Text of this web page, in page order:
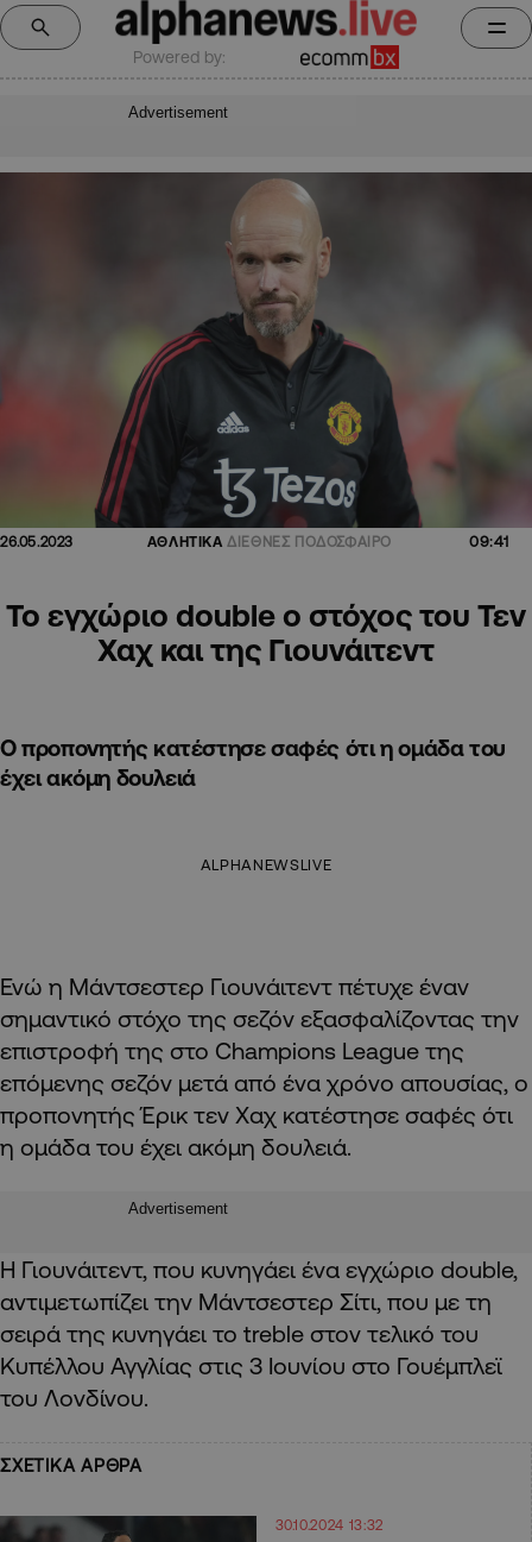
Powered by:
Advertisement
26.05.2023 ΑΘΛΗΤΙΚΑ ΔΙΕΘΝΕΣ ΠΟΔΟΣΦΑΙΡΟ 09:41
To εγχώριο double ο στόχος του Τεν
Χαχ και της Γιουνάιτεντ
Ο προπονητής κατέστησε σαφές ότι η ομάδα του
έχει ακόμη δουλειά
ALPHANEWSLIVE
Ενώ η Μάντσεστερ Γιουνάιτεντ πέτυχε έναν
σημαντικό στόχο της σεζόν εξασφαλίζοντας την
επιστροφή της στο Champions League της
επόμενης σεζόν μετά από ένα χρόνο απουσίας, ο
προπονητής Έρικ τεν Χαχ κατέστησε σαφές ότι
η ομάδα του έχει ακόμη δουλειά.
Advertisement
Η Γιουνάιτεντ, που κυνηγάει ένα εγχώριο double,
αντιμετωπίζει την Μάντσεστερ Σίτι, που με τη
σειρά της κυνηγάει το treble στον τελικό του
Κυπέλλου Αγγλίας στις 3 Ιουνίου στο Γουέμπλεϊ
του Λονδίνου.
ΣΧΕΤΙΚΑ ΑΡΘΡΑ
30.10.2024 13:32